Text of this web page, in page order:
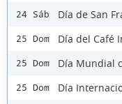
24 Sáb Día de San
25 Dom Día del Café
25 Dom Día Mundial
25 Dom Día